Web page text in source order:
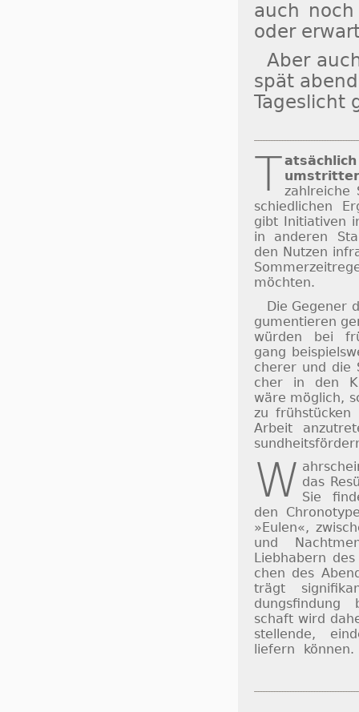
auch
oder
Aber
spät
Ta­ges­licht
T
schied­li­chen
gibt Ini­ti­a­ti­ven
in an­de­ren
den Nut­zen
möch­ten.
Die Gegener
gu­men­tie­ren
würden bei
gang
che­rer und die
cher in den
wäre mög­lich,
zu
Ar­beit
W das
Sie
den
»Eu­len«,
und
Lieb­habern
chen des
trägt
schaft wird
stel­lende,
lie­fern